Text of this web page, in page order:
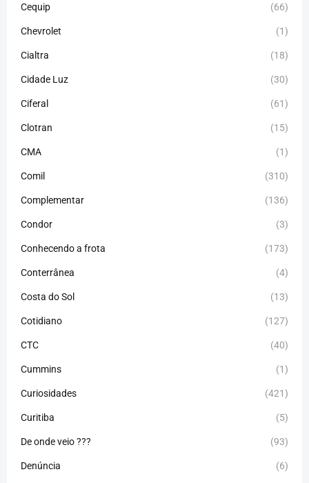
Cequip (66)
Chevrolet (1)
Cialtra (18)
Cidade Luz (30)
Ciferal (61)
Clotran (15)
CMA (1)
Comil (310)
Complementar (136)
Condor (3)
Conhecendo a frota (173)
Conterrânea (4)
Costa do Sol (13)
Cotidiano (127)
CTC (40)
Cummins (1)
Curiosidades (421)
Curitiba (5)
De onde veio ??? (93)
Denúncia (6)